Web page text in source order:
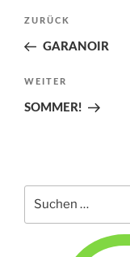
Vorheriger
Beitrag
ZURÜCK
GARANOIR
Nächster
Beitrag
WEITER
SOMMER!